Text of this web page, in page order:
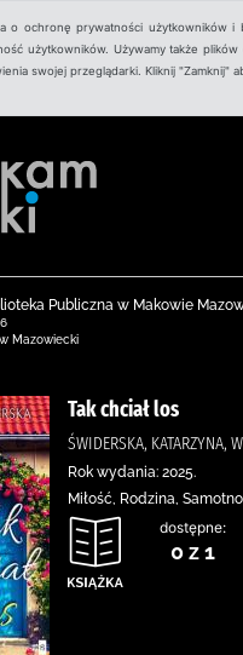
o ochronę prywatności użytkowników i
użytkowników. Używamy także
swojej przeglądarki. Kliknij "Zamknij"
Publiczna w Makowie
Mazowiecki
Tak chciał los
ŚWIDERSKA, KATARZYNA,
Rok wydania: 2025.
Miłość, Rodzina,
dostępne:
0 z 1